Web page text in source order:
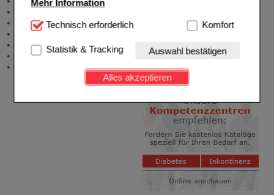
Mehr Information
Technisch Notwendig:Hierbei handelt es sich um
Website notwendig sind (z.B. Navigation, Warenkorb,
Kundenkonto), weshalb auf diese nicht verzichtet
werden kann.
Einkaufserlebnis noch ansprechender zu gestalten,
beispielsweise für die Wiedererkennung des
Besuchers oder unsere Seite an bevorzugte
Verhaltensweisen (z.B. Spracheinstellung)
anzupassen. Komfort-Cookies ermöglichen es uns
auch auf Ihre Bedürfnisse zugeschrittene Inhalte
anzuzeigen und unser Partnerprogramm zu
Technisch erforderlich Komfort
Statistik & Tracking Auswahl bestätigen
Alles akzeptieren
Zuzahlungsfreie Arzneien
Angebote & Downloads
Newsletter
Neukundenprämie